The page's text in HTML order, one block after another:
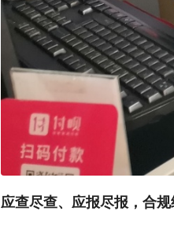
应查尽查、应报尽报，合